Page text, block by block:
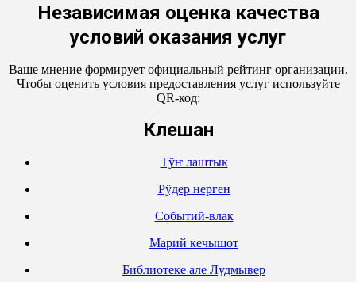
Независимая оценка качества
условий оказания услуг
Ваше мнение формирует официальный рейтинг организации.
Чтобы оценить условия предоставления услуг используйте
QR-код:
Кӱлешан
Тӱҥ лаштык
Рӱдер нерген
Событий-влак
Марий кечышот
Библиотеке але Лудмывер